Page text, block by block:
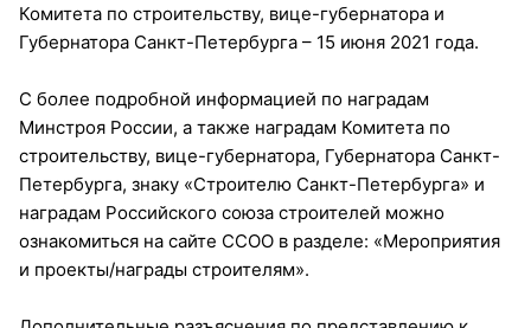
Комитета по строительству, вице-губернатора и
Губернатора Санкт-Петербурга – 15 июня 2021 года.
С более подробной информацией по наградам
Минстроя России, а также наградам Комитета по
строительству, вице-губернатора, Губернатора Санкт-
Петербурга, знаку «Строителю Санкт-Петербурга» и
наградам Российского союза строителей можно
ознакомиться на сайте ССОО в разделе: «Мероприятия
и проекты/награды строителям».